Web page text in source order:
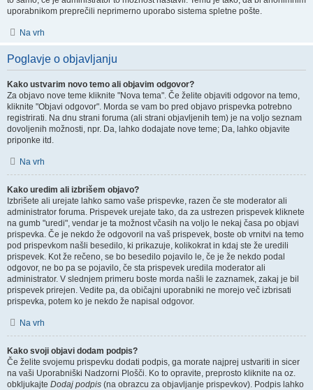
uporabnikom preprečili neprimerno uporabo sistema spletne pošte.
Na vrh
Poglavje o objavljanju
Kako ustvarim novo temo ali objavim odgovor?
Za objavo nove teme kliknite "Nova tema". Če želite objaviti odgovor na temo,
kliknite "Objavi odgovor". Morda se vam bo pred objavo prispevka potrebno
registrirati. Na dnu strani foruma (ali strani objavljenih tem) je na voljo seznam
dovoljenih možnosti, npr. Da, lahko dodajate nove teme; Da, lahko objavite
priponke itd.
Na vrh
Kako uredim ali izbrišem objavo?
Izbrišete ali urejate lahko samo vaše prispevke, razen če ste moderator ali
administrator foruma. Prispevek urejate tako, da za ustrezen prispevek kliknete
na gumb "uredi", vendar je ta možnost včasih na voljo le nekaj časa po objavi
prispevka. Če je nekdo že odgovoril na vaš prispevek, boste ob vrnitvi na temo
pod prispevkom našli besedilo, ki prikazuje, kolikokrat in kdaj ste že uredili
prispevek. Kot že rečeno, se bo besedilo pojavilo le, če je že nekdo podal
odgovor, ne bo pa se pojavilo, če sta prispevek uredila moderator ali
administrator. V slednjem primeru boste morda našli le zaznamek, zakaj je bil
prispevek prirejen. Vedite pa, da običajni uporabniki ne morejo več izbrisati
prispevka, potem ko je nekdo že napisal odgovor.
Na vrh
Kako svoji objavi dodam podpis?
Če želite svojemu prispevku dodati podpis, ga morate najprej ustvariti in sicer
na vaši Uporabniški Nadzorni Plošči. Ko to opravite, preprosto kliknite na oz.
obkljukajte Dodaj podpis (na obrazcu za objavljanje prispevkov). Podpis lahko